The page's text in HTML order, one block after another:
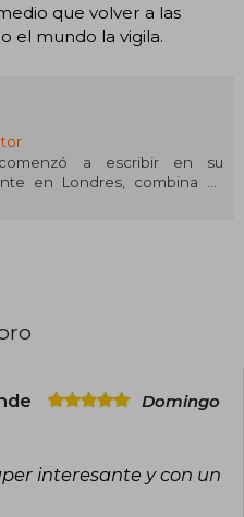
que volver a las
el mundo la vigila.
a escribir en su
en Londres, combina su
con los videojuegos y los
Domingo
interesante y con un